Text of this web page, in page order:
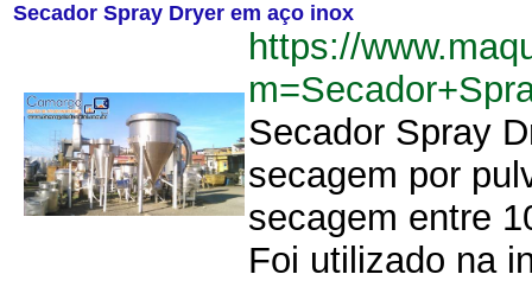
Secador Spray Dryer em aço inox
https://
Secador Spray
secagem por
secagem entre
Foi utilizado na